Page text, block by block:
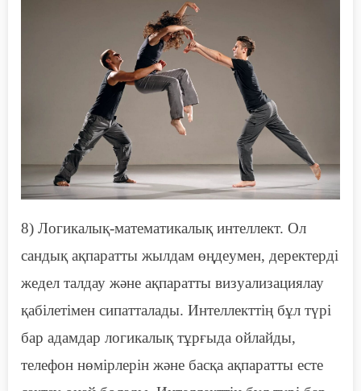
8) Логикалық-математикалық интеллект. Ол
сандық ақпаратты жылдам өңдеумен, деректерді
жедел талдау және ақпаратты визуализациялау
қабілетімен сипатталады. Интеллекттің бұл түрі
бар адамдар логикалық тұрғыда ойлайды,
телефон нөмірлерін және басқа ақпаратты есте